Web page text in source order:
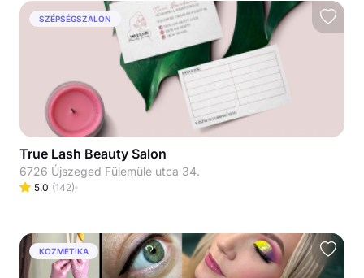
SZÉPSÉGSZALON
True Lash Beauty Salon
6726 Újszeged Fülemüle utca 34.
5.0 (142)
KOZMETIKA